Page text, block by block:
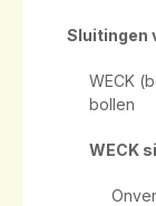
Sluitingen
WECK
bollen
WECK